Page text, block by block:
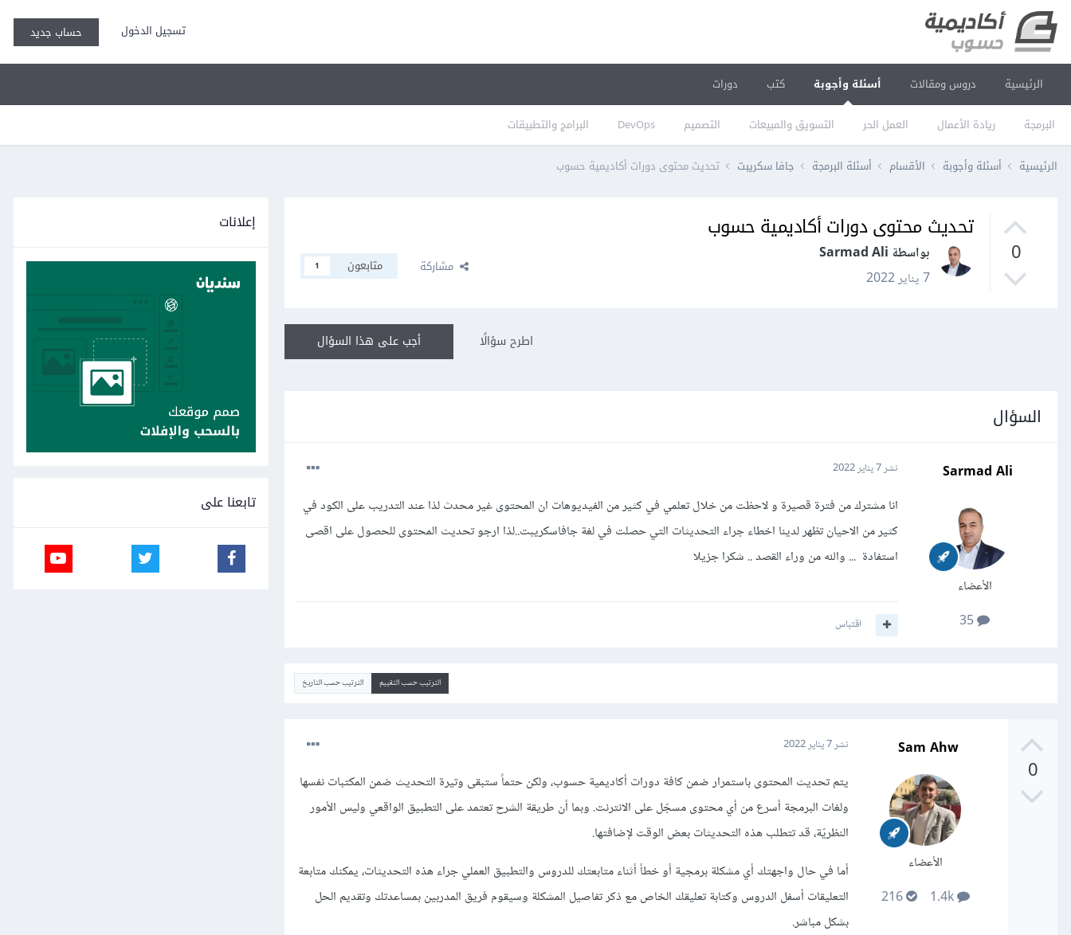
تسجيل الدخول حساب جديد
الرئيسية دروس ومقالات أسئلة وأجوبة
البرمجة ريادة الأعمال العمل الحر التسويق والمبيعات التصميم DevOps البرامج والتطبيقات
كتب دورات
الرئيسية أسئلة وأجوبة الأقسام أسئلة البرمجة جافا سكريبت تحديث محتوى دورات أكاديمية حسوب
0
تحديث محتوى دورات أكاديمية حسوب
بواسطة Sarmad Ali
7 يناير 2022
مشاركة متابعون 1
أجب على هذا السؤال اطرح سؤالًا
السؤال
Sarmad Ali
الأعضاء
نشر7 يناير 2022
انا مشترك من فترة قصيرة و لاحظت من خلال تعلمي في كثير من الفيديوهات ان المحتوى غير محدث لذا عند التدريب على الكود في
كثير من الاحيان تظهر لدينا اخطاء جراء التحديثات التي حصلت في لغة جافاسكريبت..لذا ارجو تحديث المحتوى للحصول على اقصى
استفادة ... والله من وراء القصد .. شكرا جزيلا
اقتباس
الترتيب حسب التقييم الترتيب حسب التاريخ
0
Sam Ahw
الأعضاء
1.4k
216
نشر7 يناير 2022
يتم تحديث المحتوى باستمرار ضمن كافة دورات أكاديمية حسوب، ولكن حتماً ستبقى وتيرة التحديث ضمن المكتبات نفسها
ولغات البرمجة أسرع من أي محتوى مسجّل على الانترنت. وبما أن طريقة الشرح تعتمد على التطبيق الواقعي وليس الأمور
النظريّة، قد تتطلب هذه التحديثات بعض الوقت لإضافتها.
أما في حال واجهتك أي مشكلة برمجية أو خطأ أثناء متابعتك للدروس والتطبيق العملي جراء هذه التحديثات، يمكنك متابعة
التعليقات أسفل الدروس وكتابة تعليقك الخاص مع ذكر تفاصيل المشكلة وسيقوم فريق المدربين بمساعدتك وتقديم الحل
بشكل مباشر.
إعلانات
تابعنا على